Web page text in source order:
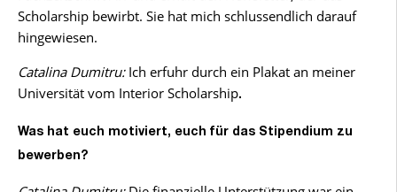
Scholarship bewirbt. Sie hat mich schlussendlich darauf
hingewiesen.
Catalina Dumitru:Ich erfuhr durch ein Plakat an meiner
Universität vom Interior Scholarship.
Was hat euch motiviert, euch für das Stipendium zu
bewerben?